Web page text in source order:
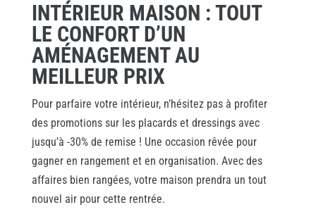
INTÉRIEUR MAISON : TOUT
LE CONFORT D’UN
AMÉNAGEMENT AU
MEILLEUR PRIX
Pour parfaire votre intérieur, n’hésitez pas à profiter
des promotions sur les placards et dressings avec
jusqu’à -30% de remise ! Une occasion rêvée pour
gagner en rangement et en organisation. Avec des
affaires bien rangées, votre maison prendra un tout
nouvel air pour cette rentrée.